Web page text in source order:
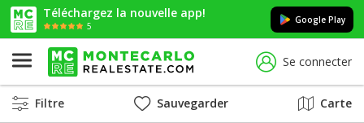
Téléchargez la nouvelle app!
5
Google Play
Se connecter
Filtre Sauvegarder Carte